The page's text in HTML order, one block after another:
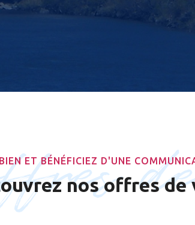
ET BÉNÉFICIEZ D'UNE
nos offres de